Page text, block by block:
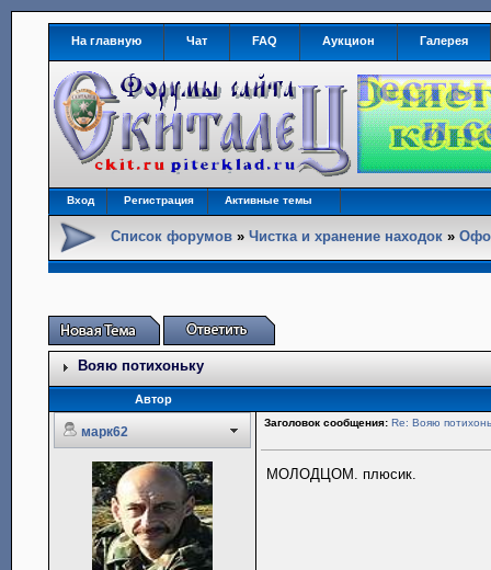
На главную Чат FAQ Аукцион Галерея
Вход Регистрация Активные темы
Список форумов »Чистка и хранение находок »
Вояю потихоньку
Автор
марк62
Заголовок сообщения: Re: Вояю
МОЛОДЦОМ. плюсик.